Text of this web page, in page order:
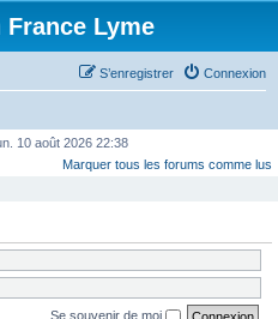
Lyme
Connexion
S’enregistrer
10 août 2026 22:38
Marquer tous les forums comme lus
Se souvenir de moi